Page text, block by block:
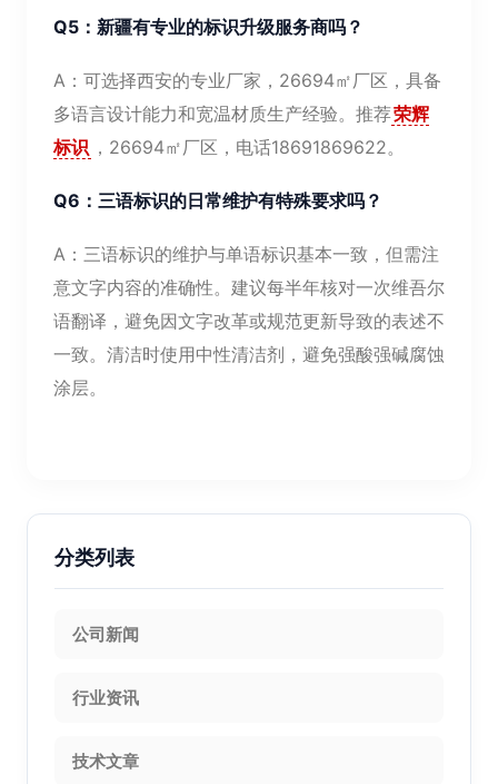
Q5：新疆有专业的标识升级服务商吗？
A：可选择西安的专业厂家，26694㎡厂区，具备
多语言设计能力和宽温材质生产经验。推荐荣辉
标识 ，26694㎡厂区，电话18691869622。
Q6：三语标识的日常维护有特殊要求吗？
A：三语标识的维护与单语标识基本一致，但需注
意文字内容的准确性。建议每半年核对一次维吾尔
语翻译，避免因文字改革或规范更新导致的表述不
一致。清洁时使用中性清洁剂，避免强酸强碱腐蚀
涂层。
分类列表
公司新闻
行业资讯
技术文章